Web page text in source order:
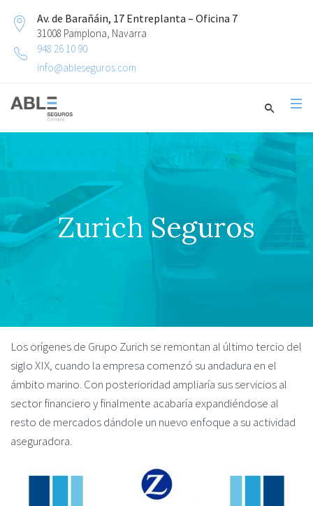
Av. de Barañáin, 17 Entreplanta – Oficina 7
31008 Pamplona, Navarra
948 26 10 90
info@ableseguros.com
Zurich Seguros
Los orígenes de Grupo Zurich se remontan al último tercio del
siglo XIX, cuando la empresa comenzó su andadura en el
ámbito marino. Con posterioridad ampliaría sus servicios al
sector financiero y finalmente acabaría expandiéndose al
resto de mercados dándole un nuevo enfoque a su actividad
aseguradora.